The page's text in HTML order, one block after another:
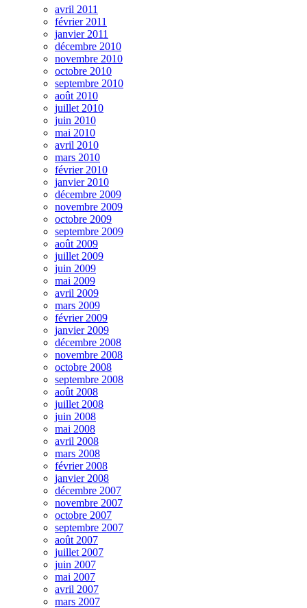
avril 2011
février 2011
janvier 2011
décembre 2010
novembre 2010
octobre 2010
septembre 2010
août 2010
juillet 2010
juin 2010
mai 2010
avril 2010
mars 2010
février 2010
janvier 2010
décembre 2009
novembre 2009
octobre 2009
septembre 2009
août 2009
juillet 2009
juin 2009
mai 2009
avril 2009
mars 2009
février 2009
janvier 2009
décembre 2008
novembre 2008
octobre 2008
septembre 2008
août 2008
juillet 2008
juin 2008
mai 2008
avril 2008
mars 2008
février 2008
janvier 2008
décembre 2007
novembre 2007
octobre 2007
septembre 2007
août 2007
juillet 2007
juin 2007
mai 2007
avril 2007
mars 2007